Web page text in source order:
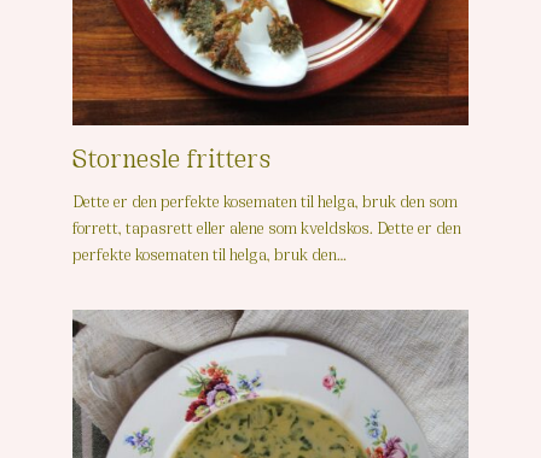
Stornesle fritters
Dette er den perfekte kosematen til helga, bruk den som
forrett, tapasrett eller alene som kveldskos. Dette er den
perfekte kosematen til helga, bruk den…